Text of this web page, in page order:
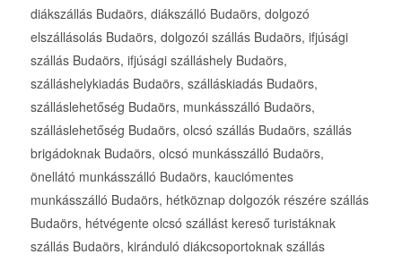
diákszállás Budaörs, diákszálló Budaörs, dolgozó
elszállásolás Budaörs, dolgozói szállás Budaörs, ifjúsági
szállás Budaörs, ifjúsági szálláshely Budaörs,
szálláshelykiadás Budaörs, szálláskiadás Budaörs,
szálláslehetőség Budaörs, munkásszálló Budaörs,
szálláslehetőség Budaörs, olcsó szállás Budaörs, szállás
brigádoknak Budaörs, olcsó munkásszálló Budaörs,
önellátó munkásszálló Budaörs, kauciómentes
munkásszálló Budaörs, hétköznap dolgozók részére szállás
Budaörs, hétvégente olcsó szállást kereső turistáknak
szállás Budaörs, kiránduló diákcsoportoknak szállás